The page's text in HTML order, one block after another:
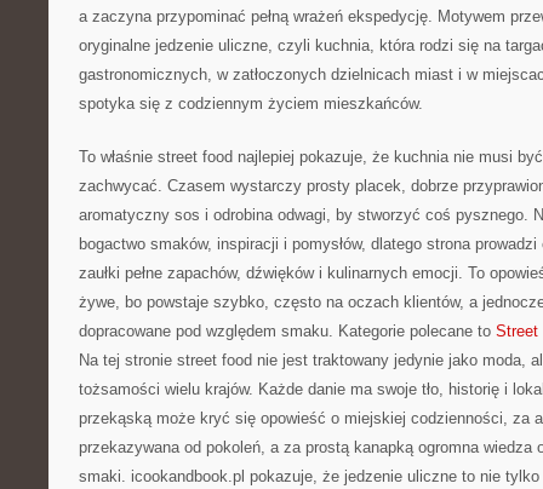
a zaczyna przypominać pełną wrażeń ekspedycję. Motywem
oryginalne jedzenie uliczne, czyli kuchnia, która rodzi się na
gastronomicznych, w zatłoczonych dzielnicach miast i w
spotyka się z codziennym życiem mieszkańców.
To właśnie street food najlepiej pokazuje, że kuchnia nie musi
zachwycać. Czasem wystarczy prosty placek, dobrze
aromatyczny sos i odrobina odwagi, by stworzyć coś pysznego.
bogactwo smaków, inspiracji i pomysłów, dlatego strona
zaułki pełne zapachów, dźwięków i kulinarnych emocji. To
żywe, bo powstaje szybko, często na oczach klientów, a
dopracowane pod względem smaku. Kategorie polecane to Street
Na tej stronie street food nie jest traktowany jedynie jako moda,
tożsamości wielu krajów. Każde danie ma swoje tło, historię i
przekąską może kryć się opowieść o miejskiej codzienności, za
przekazywana od pokoleń, a za prostą kanapką ogromna wiedza
smaki. icookandbook.pl pokazuje, że jedzenie uliczne to nie